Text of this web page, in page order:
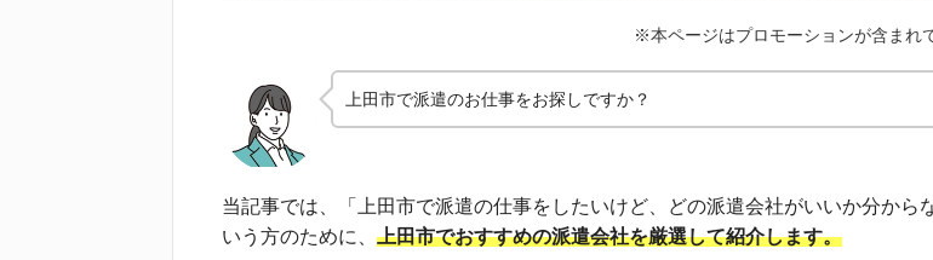
上田市で派遣のお仕事をお探しですか？
当記事では、「上田市で派遣の仕事をしたいけど、どの派遣会社がいいか分から
いう方のために、 上田市でおすすめの派遣会社を厳選して紹介します。